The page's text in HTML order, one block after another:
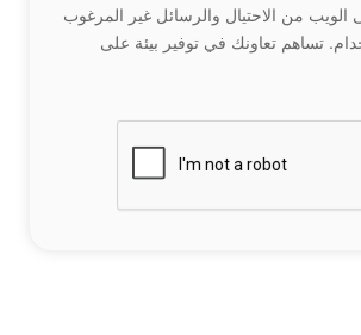
الويب من الاحتيال والرسائل غير المرغوب
تساهم تعاونك في توفير بيئة على